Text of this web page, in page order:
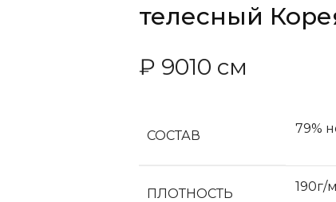
телесный
₽ 9010 см
СОСТАВ 79%
ПЛОТНОСТЬ 190г/